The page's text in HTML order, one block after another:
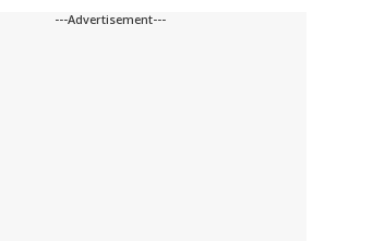
---Advertisement---